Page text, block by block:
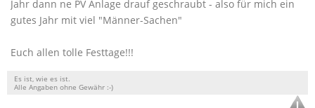
Jahr dann ne PV Anlage drauf geschraubt - also für mich ein
gutes Jahr mit viel "Männer-Sachen"
Euch allen tolle Festtage!!!
Es ist, wie es ist.
Alle Angaben ohne Gewähr :-)